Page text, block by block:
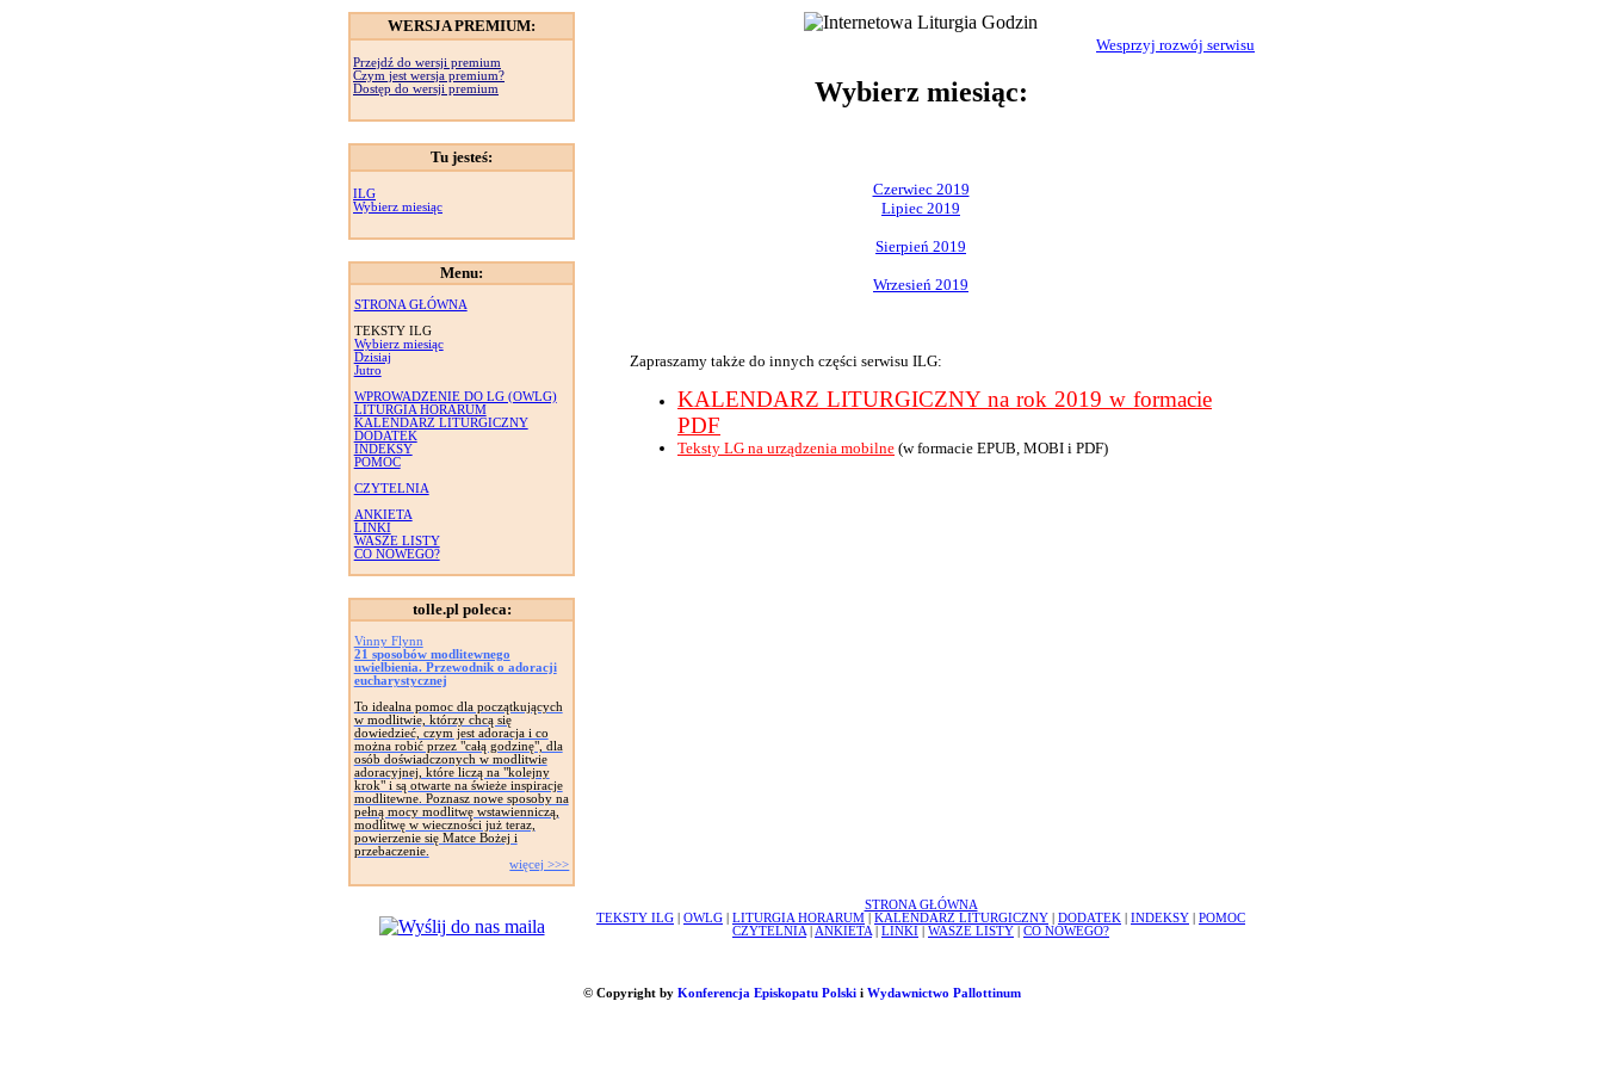
WERSJA PREMIUM:
Przejdź do wersji premium
Czym jest wersja premium?
Dostęp do wersji premium
Tu jesteś:
ILG
Wybierz miesiąc
Menu:
STRONA GŁÓWNA
TEKSTY ILG
Wybierz miesiąc
Dzisiaj
Jutro
WPROWADZENIE DO LG (OWLG)
LITURGIA HORARUM
KALENDARZ LITURGICZNY
DODATEK
INDEKSY
POMOC
CZYTELNIA
ANKIETA
LINKI
WASZE LISTY
CO NOWEGO?
tolle.pl poleca:
Vinny Flynn
21 sposobów modlitewnego
uwielbienia. Przewodnik o adoracji
eucharystycznej
To idealna pomoc dla początkujących
w modlitwie, którzy chcą się
dowiedzieć, czym jest adoracja i co
można robić przez "całą godzinę", dla
osób doświadczonych w modlitwie
adoracyjnej, które liczą na "kolejny
krok" i są otwarte na świeże inspiracje
modlitewne. Poznasz nowe sposoby na
pełną mocy modlitwę wstawienniczą,
modlitwę w wieczności już teraz,
powierzenie się Matce Bożej i
przebaczenie.
więcej >>>
Wesprzyj rozwój serwisu
Wybierz miesiąc:
Czerwiec 2019
Lipiec 2019
Sierpień 2019
Wrzesień 2019
Zapraszamy także do innych części serwisu ILG:
KALENDARZ LITURGICZNY na rok 2019 w formacie
PDF
Teksty LG na urządzenia mobilne (w formacie EPUB, MOBI i PDF)
STRONA GŁÓWNA
TEKSTY ILG
OWLG LITURGIA HORARUM KALENDARZ LITURGICZNY DODATEK INDEKSY
POMOC
CZYTELNIA
ANKIETA LINKI WASZE LISTY CO NOWEGO?
© Copyright by Konferencja Episkopatu Polskii Wydawnictwo Pallottinum